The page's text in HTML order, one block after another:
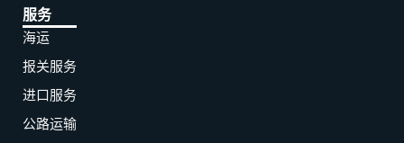
服务
海运
报关服务
进口服务
公路运输